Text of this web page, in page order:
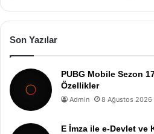
Son Yazılar
PUBG Mobile Sezon
Özellikler
Admin 8 Ağustos 2026
E İmza ile e-Devlet ve